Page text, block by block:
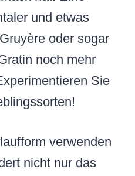
und etwas
oder sogar
noch mehr
Sie
verwenden
nicht nur das